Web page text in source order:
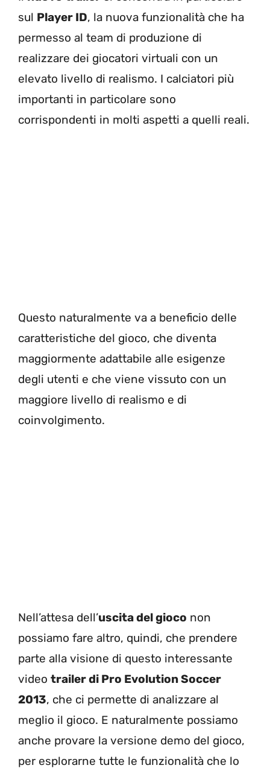
sul Player ID, la nuova funzionalità che ha
permesso al team di produzione di
realizzare dei giocatori virtuali con un
elevato livello di realismo. I calciatori più
importanti in particolare sono
corrispondenti in molti aspetti a quelli reali.
Questo naturalmente va a beneficio delle
caratteristiche del gioco, che diventa
maggiormente adattabile alle esigenze
degli utenti e che viene vissuto con un
maggiore livello di realismo e di
coinvolgimento.
Nell’attesa dell’uscita del gioco non
possiamo fare altro, quindi, che prendere
parte alla visione di questo interessante
video trailer di Pro Evolution Soccer
2013, che ci permette di analizzare al
meglio il gioco. E naturalmente possiamo
anche provare la versione demo del gioco,
per esplorarne tutte le funzionalità che lo